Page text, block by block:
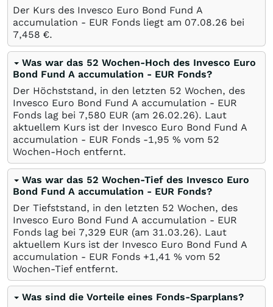
Der Kurs des Invesco Euro Bond Fund A
accumulation - EUR Fonds liegt am 07.08.26 bei
7,458 €.
Was war das 52 Wochen-Hoch des Invesco Euro
Bond Fund A accumulation - EUR Fonds?
Der Höchststand, in den letzten 52 Wochen, des
Invesco Euro Bond Fund A accumulation - EUR
Fonds lag bei 7,580 EUR (am 26.02.26). Laut
aktuellem Kurs ist der Invesco Euro Bond Fund A
accumulation - EUR Fonds -1,95 % vom 52
Wochen-Hoch entfernt.
Was war das 52 Wochen-Tief des Invesco Euro
Bond Fund A accumulation - EUR Fonds?
Der Tiefststand, in den letzten 52 Wochen, des
Invesco Euro Bond Fund A accumulation - EUR
Fonds lag bei 7,329 EUR (am 31.03.26). Laut
aktuellem Kurs ist der Invesco Euro Bond Fund A
accumulation - EUR Fonds +1,41 % vom 52
Wochen-Tief entfernt.
Was sind die Vorteile eines Fonds-Sparplans?